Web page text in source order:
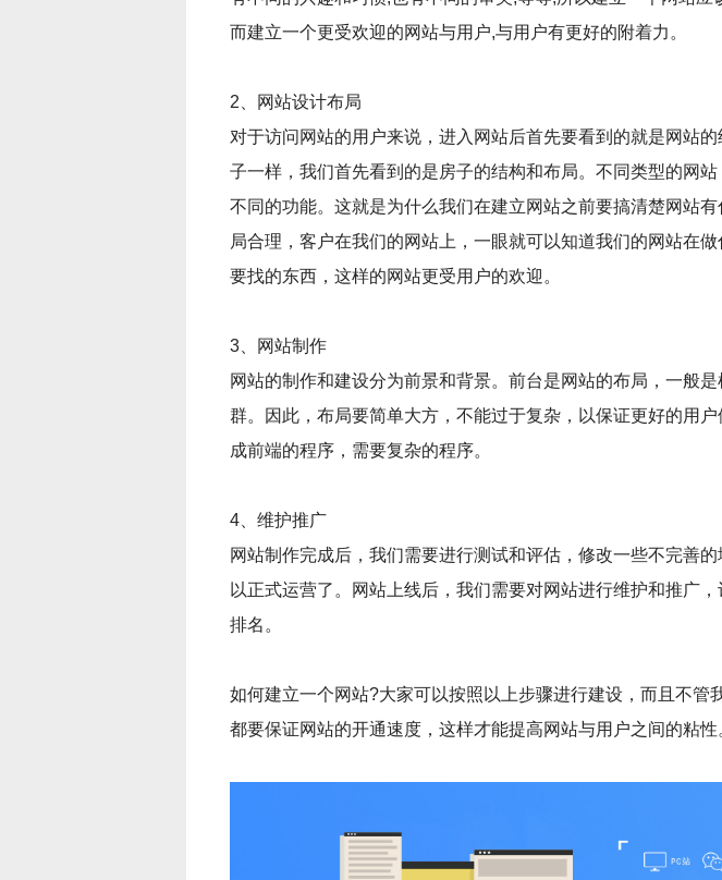
而建立一个更受欢迎的网站与用户,与用户有更好的附着力。
2、网站设计布局
对于访问网站的用户来说，进入网站后首先要看到的就是网站
子一样，我们首先看到的是房子的结构和布局。不同类型的网
不同的功能。这就是为什么我们在建立网站之前要搞清楚网站
局合理，客户在我们的网站上，一眼就可以知道我们的网站在
要找的东西，这样的网站更受用户的欢迎。
3、网站制作
网站的制作和建设分为前景和背景。前台是网站的布局，一般
群。因此，布局要简单大方，不能过于复杂，以保证更好的用
成前端的程序，需要复杂的程序。
4、维护推广
网站制作完成后，我们需要进行测试和评估，修改一些不完善
以正式运营了。网站上线后，我们需要对网站进行维护和推广
排名。
如何建立一个网站?大家可以按照以上步骤进行建设，而且不管
都要保证网站的开通速度，这样才能提高网站与用户之间的粘性